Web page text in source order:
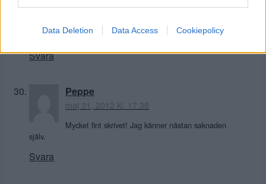
Data Deletion Data Access Cookiepolicy
Ni ju att tänka tillbaka på och skratta åt!
Kram
Svara
Peppe
maj 31, 2012 kl. 17:38
Mycket fint skrivet! Jag känner nästan saknaden
själv.
Svara